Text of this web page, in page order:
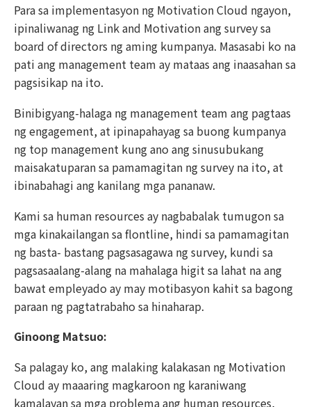
Para sa implementasyon ng Motivation Cloud ngayon,
ipinaliwanag ng Link and Motivation ang survey sa
board of directors ng aming kumpanya. Masasabi ko na
pati ang management team ay mataas ang inaasahan sa
pagsisikap na ito.
Binibigyang-halaga ng management team ang pagtaas
ng engagement, at ipinapahayag sa buong kumpanya
ng top management kung ano ang sinusubukang
maisakatuparan sa pamamagitan ng survey na ito, at
ibinabahagi ang kanilang mga pananaw.
Kami sa human resources ay nagbabalak tumugon sa
mga kinakailangan sa flontline, hindi sa pamamagitan
ng basta- bastang pagsasagawa ng survey, kundi sa
pagsasaalang-alang na mahalaga higit sa lahat na ang
bawat empleyado ay may motibasyon kahit sa bagong
paraan ng pagtatrabaho sa hinaharap.
Ginoong Matsuo:
Sa palagay ko, ang malaking kalakasan ng Motivation
Cloud ay maaaring magkaroon ng karaniwang
kamalayan sa mga problema ang human resources,